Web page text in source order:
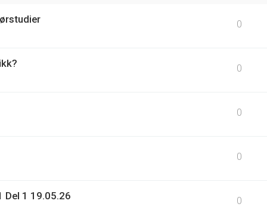
0
0
0
0
Del 1 19.05.26 0